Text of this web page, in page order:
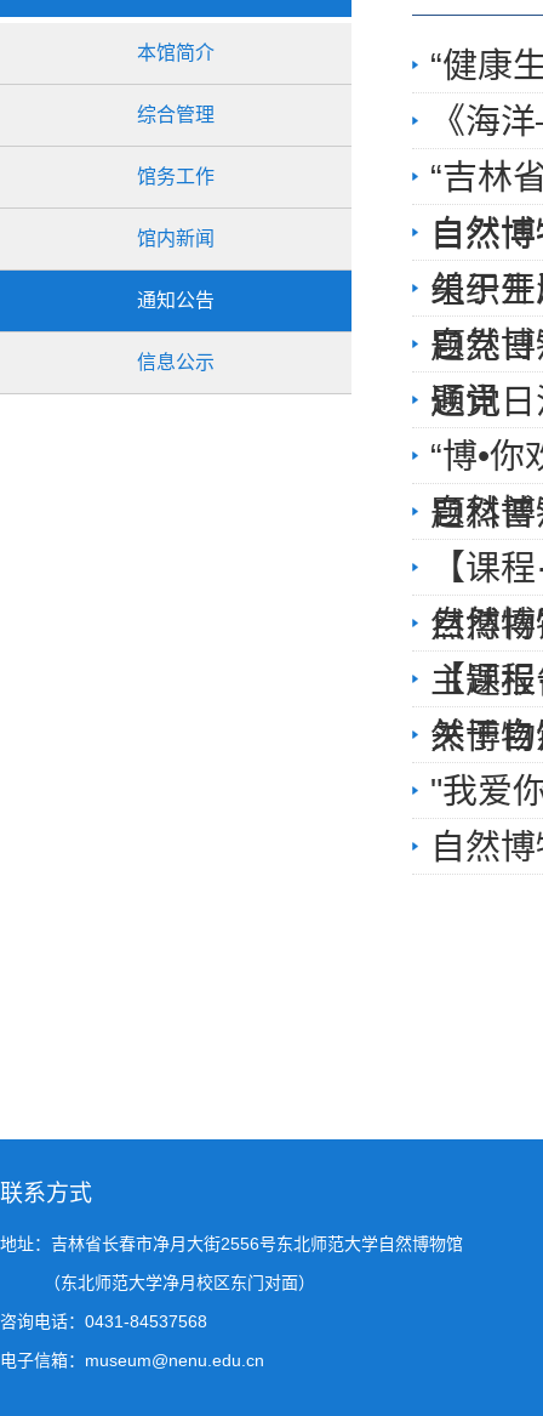
本馆简介
综合管理
馆务工作
馆内新闻
通知公告
信息公示
“健康
《海
“吉林
自然
自然
组织
关于开
题党
自然
题党
通讯
“博•
题科
自然
【课
然博
自然
主题
【课
然博
关于自
"我爱
自然
联系方式
地址：吉林省长春市净月大街2556号东北师范大学自然博物馆
（东北师范大学净月校区东门对面）
咨询电话：0431-84537568
电子信箱：museum@nenu.edu.cn